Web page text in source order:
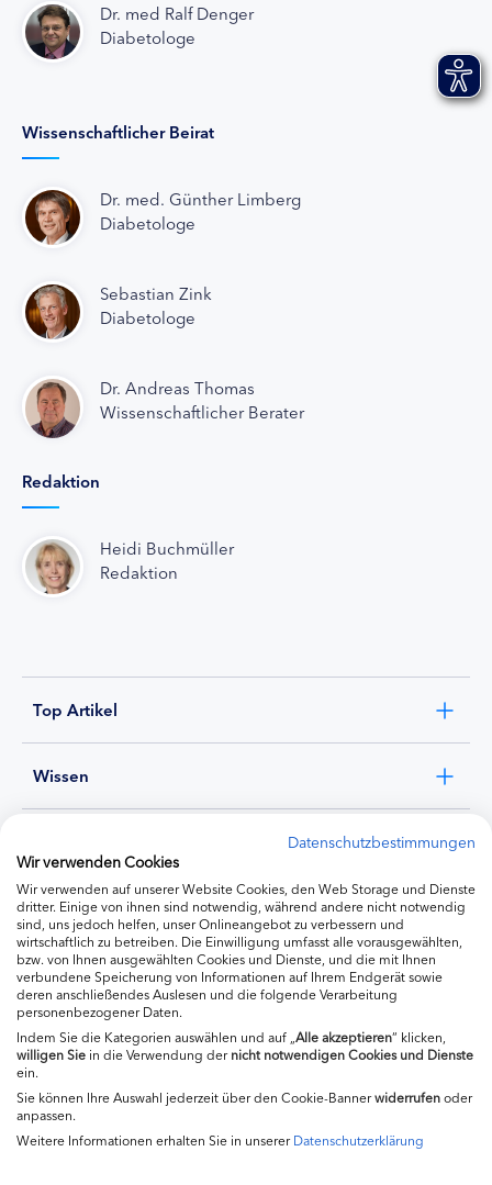
Dr. med Ralf Denger
Diabetologe
Wissenschaftlicher Beirat
Dr. med. Günther Limberg
Diabetologe
Sebastian Zink
Diabetologe
Dr. Andreas Thomas
Wissenschaftlicher Berater
Redaktion
Heidi Buchmüller
Redaktion
Top Artikel
Wissen
Ernährung
Produkte
Impressum
Datenschutzbestimmungen
Wir verwenden Cookies
Wir verwenden auf unserer Website Cookies, den Web Storage und Dienste
dritter. Einige von ihnen sind notwendig, während andere nicht notwendig
sind, uns jedoch helfen, unser Onlineangebot zu verbessern und
wirtschaftlich zu betreiben. Die Einwilligung umfasst alle vorausgewählten,
bzw. von Ihnen ausgewählten Cookies und Dienste, und die mit Ihnen
verbundene Speicherung von Informationen auf Ihrem Endgerät sowie
deren anschließendes Auslesen und die folgende Verarbeitung
personenbezogener Daten.
Indem Sie die Kategorien auswählen und auf „ Alle akzeptieren“ klicken,
willigenSie in die Verwendung dernicht notwendigen Cookies und Dienste
ein.
Sie können Ihre Auswahl jederzeit über den Cookie-Bannerwiderrufenoder
anpassen.
Weitere Informationen erhalten Sie in unsererDatenschutzerklärung